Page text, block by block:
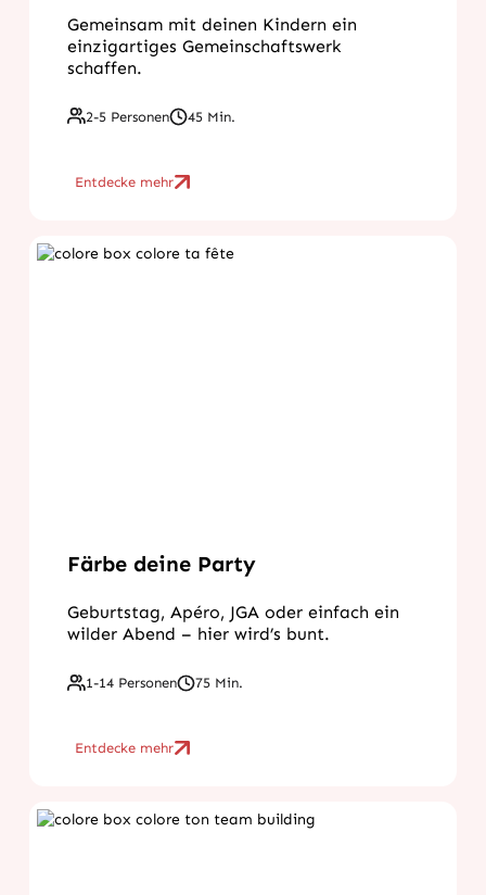
Gemeinsam mit deinen Kindern ein
einzigartiges Gemeinschaftswerk
schaffen.
2-5 Personen 45 Min.
Entdecke mehr
Färbe deine Party
Geburtstag, Apéro, JGA oder einfach ein
wilder Abend – hier wird’s bunt.
1-14 Personen 75 Min.
Entdecke mehr